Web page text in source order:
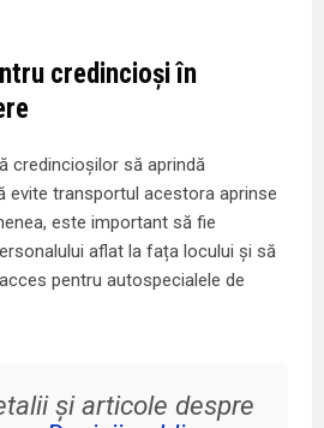
credincioși în
credincioșilor să aprindă
evite transportul acestora aprinse
este important să fie
aflat la fața locului și să
pentru autospecialele de
și articole despre